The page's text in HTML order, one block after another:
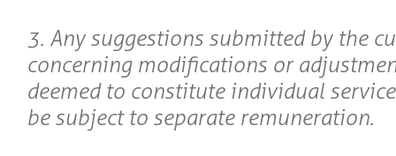
3. Any suggestions submitted by the
concerning modifications or
deemed to constitute individual
be subject to separate remuneration.